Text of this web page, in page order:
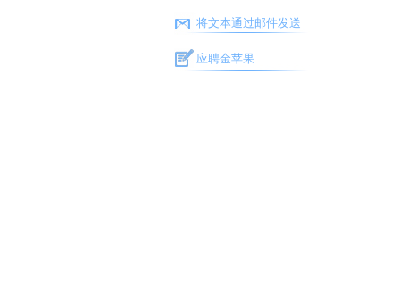
将文本通过邮件发送
应聘金苹果